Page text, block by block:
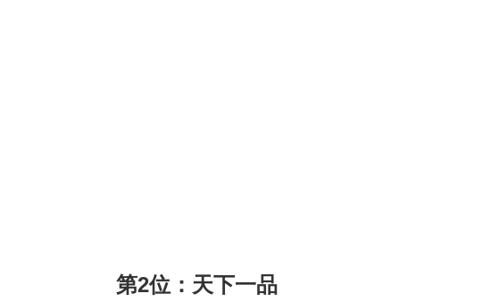
第2位：天下一品